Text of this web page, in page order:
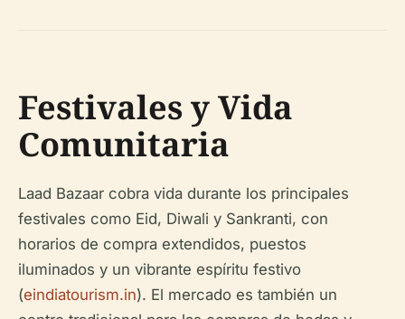
Festivales y Vida
Comunitaria
Laad Bazaar cobra vida durante los principales
festivales como Eid, Diwali y Sankranti, con
horarios de compra extendidos, puestos
iluminados y un vibrante espíritu festivo
(eindiatourism.in). El mercado es también un